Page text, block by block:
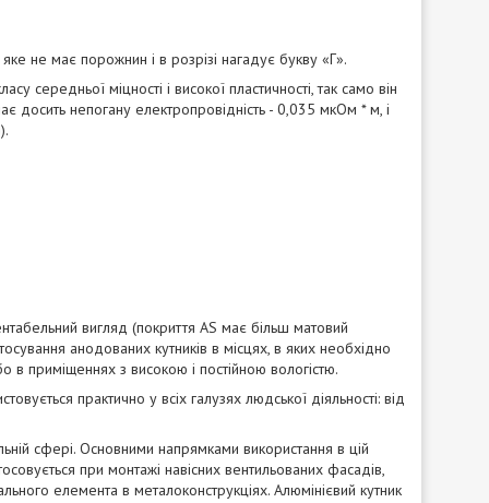
не має порожнин і в розрізі нагадує букву «Г».
середньої міцності і високої пластичності, так само він
досить непогану електропровідність - 0,035 мкОм * м, і
вигляд (покриття AS має більш матовий
анодованих кутників в місцях, в яких необхідно
приміщеннях з високою і постійною вологістю.
практично у всіх галузях людської діяльності: від
сфері. Основними напрямками використання в цій
при монтажі навісних вентильованих фасадів,
елемента в металоконструкціях. Алюмінієвий кутник